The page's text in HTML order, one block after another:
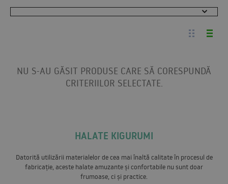
NU S-AU GĂSIT PRODUSE CARE SĂ CORESPUNDĂ
CRITERIILOR SELECTATE.
HALATE KIGURUMI
Datorită utilizării materialelor de cea mai înaltă calitate în procesul de
fabricație, aceste halate amuzante și confortabile nu sunt doar
frumoase, ci și practice.